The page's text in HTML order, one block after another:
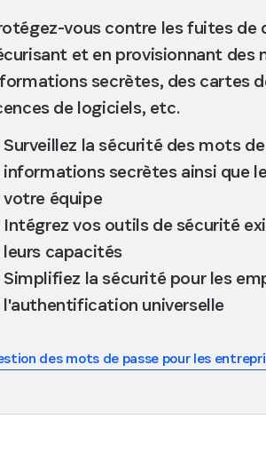
vous contre les fuites de
et en provisionnant des
secrètes, des cartes
de logiciels, etc.
Surveillez la sécurité des mots
informations secrètes ainsi que
votre équipe
Intégrez vos outils de sécurité
leurs capacités
Simplifiez la sécurité pour les
l'authentification universelle
des mots de passe pour les